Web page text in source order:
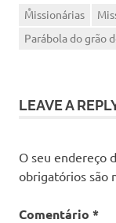
Missionárias
Parábola do grão
LEAVE A
O seu endereço
obrigatórios são
Comentário *